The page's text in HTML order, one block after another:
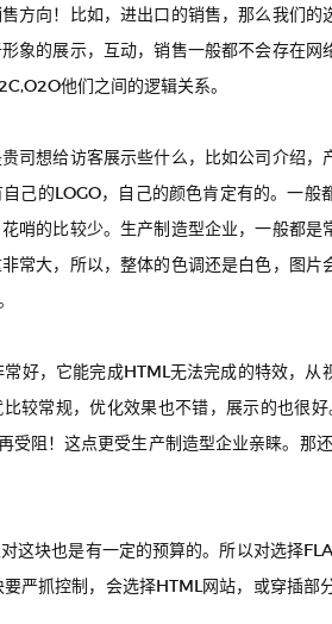
方向！比如，进出口的销售，那么我们的
象的展示，互动，销售一般都不会存在
他们之间的逻辑关系。
司想给访客展示些什么，比如公司介绍
己的LOGO，自己的颜色肯定有的。一
哨的比较少。生产制造型企业，一般都
常大，所以，整体的色调还是白色，图
好，它能完成HTML无法完成的特效，
较常规，优化效果也不错，展示的也很
阻！这点更受生产制造型企业亲睐。那
这块也是有一定的预算的。所以对选择
严抓控制，会选择HTML网站，或穿插部